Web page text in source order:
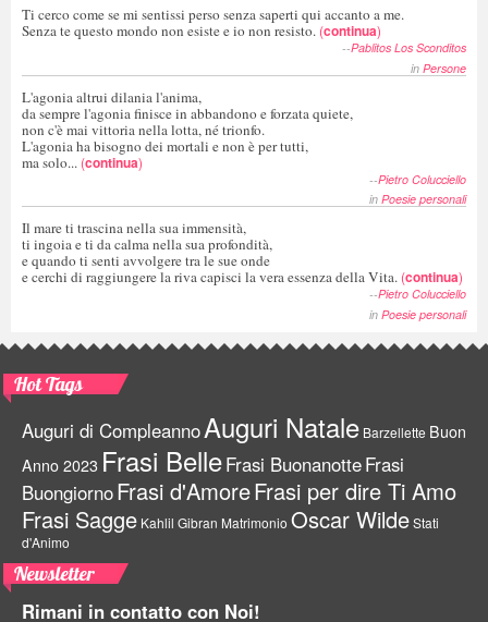
Ti cerco come se mi sentissi perso senza saperti qui accanto a me.
Senza te questo mondo non esiste e io non resisto. (continua)
--Pablitos Los Sconditos
in Persone
L'agonia altrui dilania l'anima,
da sempre l'agonia finisce in abbandono e forzata quiete,
non c'è mai vittoria nella lotta, né trionfo.
L'agonia ha bisogno dei mortali e non è per tutti,
ma solo... (continua)
--Pietro Colucciello
in Poesie personali
Il mare ti trascina nella sua immensità,
ti ingoia e ti da calma nella sua profondità,
e quando ti senti avvolgere tra le sue onde
e cerchi di raggiungere la riva capisci la vera essenza della Vita. (continua)
--Pietro Colucciello
in Poesie personali
Hot Tags
Auguri di CompleannoAuguri Natale Barzellette Buon
Anno 2023 Frasi BelleFrasi BuonanotteFrasi
BuongiornoFrasi d'AmoreFrasi per dire Ti Amo
Frasi Sagge Kahlil Gibran Matrimonio Oscar WildeStati
d'Animo
Newsletter
Rimani in contatto con Noi!